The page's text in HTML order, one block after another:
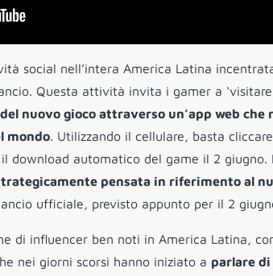
social nell’intera America Latina
Questa attività invita i gamer a
nuovo gioco attraverso un’app web che
mondo. Utilizzando il cellulare, basta
download automatico del game il 2 giugno.
pensata in riferimento al
ufficiale, previsto appunto per il 2
di influencer ben noti in America Latina,
nei giorni scorsi hanno iniziato a parlare